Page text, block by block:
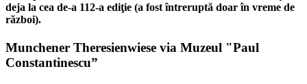
deja la cea de-a 112-a ediţie (a fost întreruptă doar în vreme de
război).
Munchener Theresienwiese via Muzeul "Paul
Constantinescu”